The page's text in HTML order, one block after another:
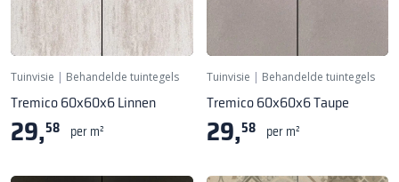
Tuinvisie | Behandelde tuintegels
Tremico 60x60x6 Linnen
29,58 per m²
Tuinvisie | Behandelde tuintegels
Tremico 60x60x6 Taupe
29,58 per m²